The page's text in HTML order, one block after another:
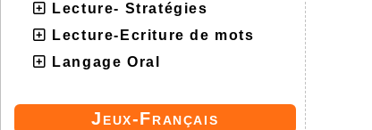
Lecture- Stratégies
Lecture-Ecriture de mots
Langage Oral
Jeux-Français